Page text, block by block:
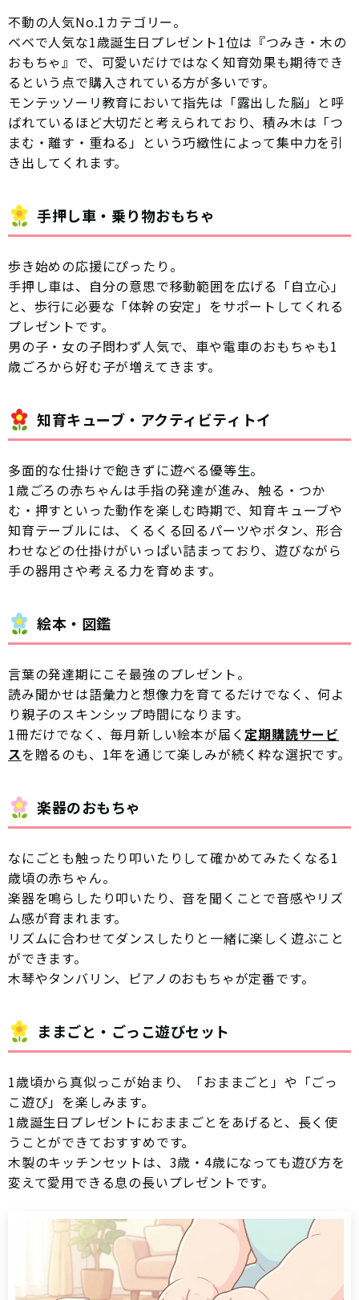
不動の人気No.1カテゴリー。
ベベで人気な1歳誕生日プレゼント1位は『つみき・木の
おもちゃ』で、可愛いだけではなく知育効果も期待でき
るという点で購入されている方が多いです。
モンテッソーリ教育において指先は「露出した脳」と呼
ばれているほど大切だと考えられており、積み木は「つ
まむ・離す・重ねる」という巧緻性によって集中力を引
き出してくれます。
手押し車・乗り物おもちゃ
歩き始めの応援にぴったり。
手押し車は、自分の意思で移動範囲を広げる「自立心」
と、歩行に必要な「体幹の安定」をサポートしてくれる
プレゼントです。
男の子・女の子問わず人気で、車や電車のおもちゃも1
歳ごろから好む子が増えてきます。
知育キューブ・アクティビティトイ
多面的な仕掛けで飽きずに遊べる優等生。
1歳ごろの赤ちゃんは手指の発達が進み、触る・つか
む・押すといった動作を楽しむ時期で、知育キューブや
知育テーブルには、くるくる回るパーツやボタン、形合
わせなどの仕掛けがいっぱい詰まっており、遊びながら
手の器用さや考える力を育めます。
絵本・図鑑
言葉の発達期にこそ最強のプレゼント。
読み聞かせは語彙力と想像力を育てるだけでなく、何よ
り親子のスキンシップ時間になります。
1冊だけでなく、毎月新しい絵本が届く定期購読サービ
スを贈るのも、1年を通じて楽しみが続く粋な選択です。
楽器のおもちゃ
なにごとも触ったり叩いたりして確かめてみたくなる1
歳頃の赤ちゃん。
楽器を鳴らしたり叩いたり、音を聞くことで音感やリズ
ム感が育まれます。
リズムに合わせてダンスしたりと一緒に楽しく遊ぶこと
ができます。
木琴やタンバリン、ピアノのおもちゃが定番です。
ままごと・ごっこ遊びセット
1歳頃から真似っこが始まり、「おままごと」や「ごっ
こ遊び」を楽しみます。
1歳誕生日プレゼントにおままごとをあげると、長く使
うことができておすすめです。
木製のキッチンセットは、3歳・4歳になっても遊び方を
変えて愛用できる息の長いプレゼントです。